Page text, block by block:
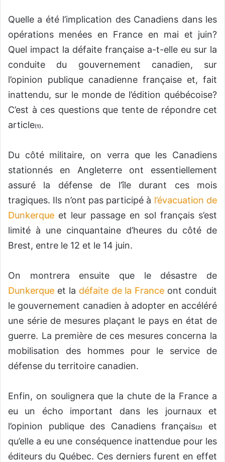
Quelle a été l’implication des Canadiens dans les
opérations menées en France en mai et juin?
Quel impact la défaite française a-t-elle eu sur la
conduite du gouvernement canadien, sur
l’opinion publique canadienne française et, fait
inattendu, sur le monde de l’édition québécoise?
C’est à ces questions que tente de répondre cet
article(1).
Du côté militaire, on verra que les Canadiens
stationnés en Angleterre ont essentiellement
assuré la défense de l’île durant ces mois
tragiques. Ils n’ont pas participé à l’évacuation de
Dunkerque et leur passage en sol français s’est
limité à une cinquantaine d’heures du côté de
Brest, entre le 12 et le 14 juin.
On montrera ensuite que le désastre de
Dunkerque et la défaite de la France ont conduit
le gouvernement canadien à adopter en accéléré
une série de mesures plaçant le pays en état de
guerre. La première de ces mesures concerna la
mobilisation des hommes pour le service de
défense du territoire canadien.
Enfin, on soulignera que la chute de la France a
eu un écho important dans les journaux et
l’opinion publique des Canadiens français(2)
et
qu’elle a eu une conséquence inattendue pour les
éditeurs du Québec. Ces derniers furent en effet